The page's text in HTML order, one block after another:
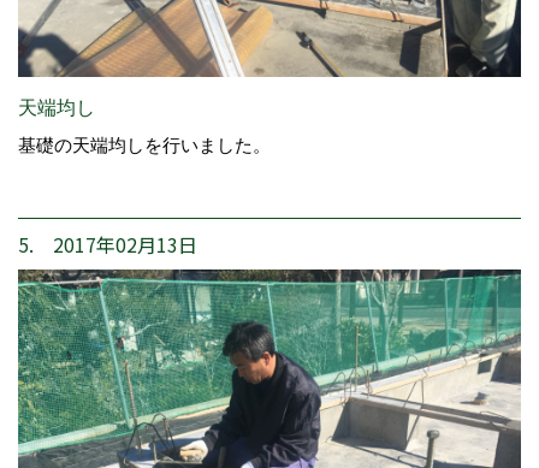
天端均し
基礎の天端均しを行いました。
5. 2017年02月13日